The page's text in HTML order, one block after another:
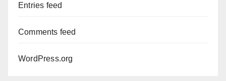
Entries feed
Comments feed
WordPress.org